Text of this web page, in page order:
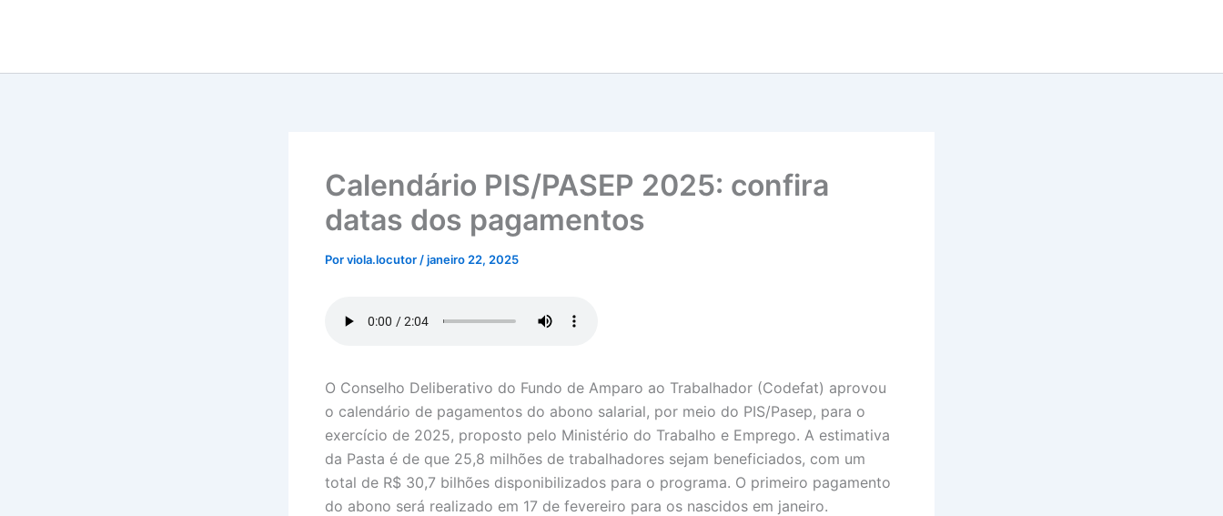
Calendário PIS/PASEP 2025: confira
datas dos pagamentos
Porviola.locutor /janeiro 22, 2025
O Conselho Deliberativo do Fundo de Amparo ao Trabalhador (Codefat) aprovou
o calendário de pagamentos do abono salarial, por meio do PIS/Pasep, para o
exercício de 2025, proposto pelo Ministério do Trabalho e Emprego. A estimativa
da Pasta é de que 25,8 milhões de trabalhadores sejam beneficiados, com um
total de R$ 30,7 bilhões disponibilizados para o programa. O primeiro pagamento
do abono será realizado em 17 de fevereiro para os nascidos em janeiro.